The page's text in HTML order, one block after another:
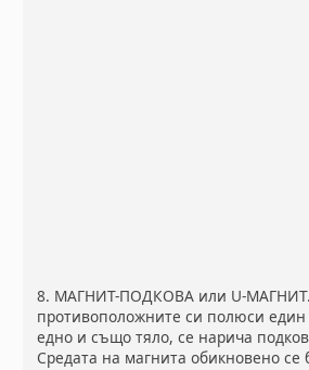
8. МАГНИТ-ПОДКОВА или U-МАГНИТ.
противоположните си полюси един
едно и също тяло, се нарича
Средата на магнита обикновено се